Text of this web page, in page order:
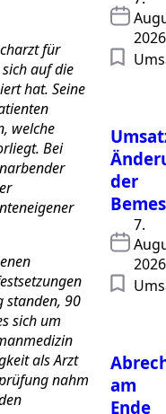
für
auf die
hat. Seine
welche
Bei
standen, 90
sich um
als Arzt
nahm
2026
der
7.
2026
am
Ende